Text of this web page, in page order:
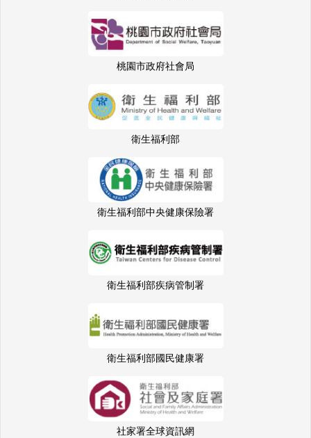
桃園市政府社會局
衛生福利部
衛生福利部中央健康保險署
衛生福利部疾病管制署
衛生福利部國民健康署
社家署全球資訊網